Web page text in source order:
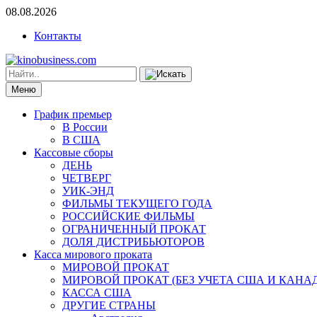
08.08.2026
Контакты
Меню
График премьер
В России
В США
Кассовые сборы
ДЕНЬ
ЧЕТВЕРГ
УИК-ЭНД
ФИЛЬМЫ ТЕКУЩЕГО ГОДА
РОССИЙСКИЕ ФИЛЬМЫ
ОГРАНИЧЕННЫЙ ПРОКАТ
ДОЛЯ ДИСТРИБЬЮТОРОВ
Касса мирового проката
МИРОВОЙ ПРОКАТ
МИРОВОЙ ПРОКАТ (БЕЗ УЧЕТА США И
КАССА США
ДРУГИЕ СТРАНЫ